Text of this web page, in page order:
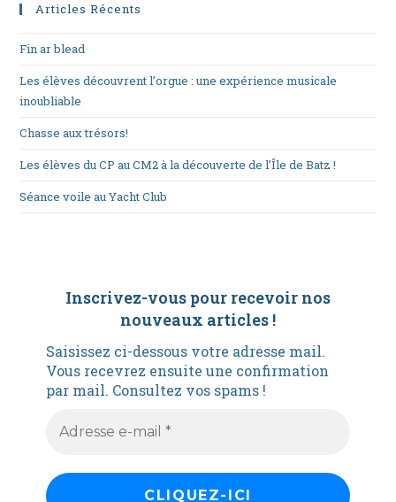
Articles Récents
Fin ar blead
Les élèves découvrent l’orgue : une expérience musicale
inoubliable
Chasse aux trésors!
Les élèves du CP au CM2 à la découverte de l’Île de Batz !
Séance voile au Yacht Club
Inscrivez-vous pour recevoir nos
nouveaux articles !
Saisissez ci-dessous votre adresse mail.
Vous recevrez ensuite une confirmation
par mail. Consultez vos spams !